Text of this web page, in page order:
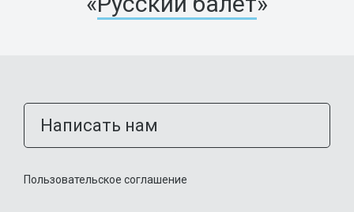
Написать нам
Пользовательское соглашение